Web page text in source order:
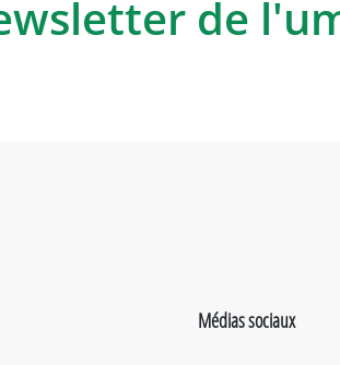
de
Médias sociaux